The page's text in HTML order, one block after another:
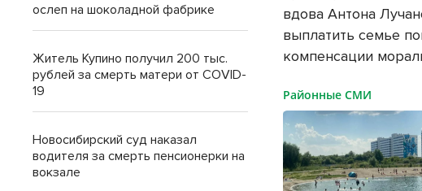
вдова Антона
выплатить семье
компенсации
Районные СМИ
ослеп на шоколадной фабрике
Житель Купино получил 200 тыс.
рублей за смерть матери от COVID-
19
Новосибирский суд наказал
водителя за смерть пенсионерки на
вокзале